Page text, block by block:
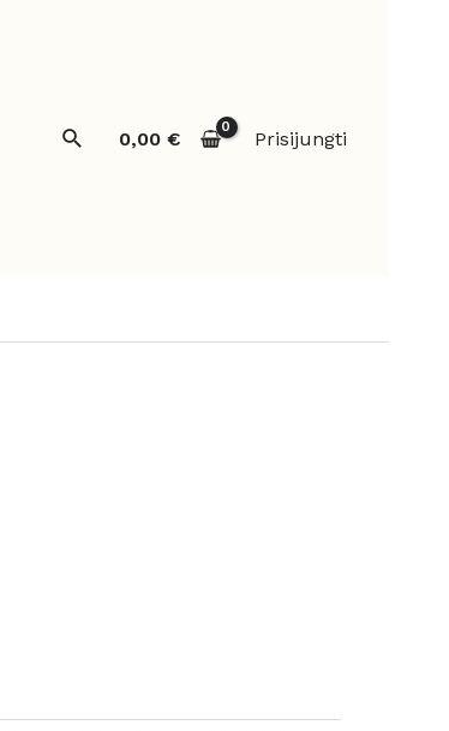
Paieška0,00 € Prisijungti